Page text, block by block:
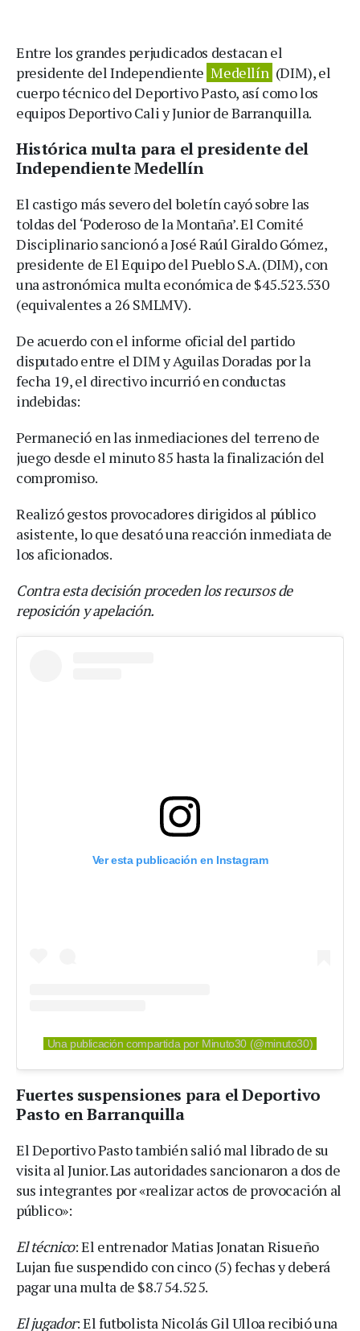
Entre los grandes perjudicados destacan el
presidente del Independiente Medellín (DIM), el
cuerpo técnico del Deportivo Pasto, así como los
equipos Deportivo Cali y Junior de Barranquilla.
Histórica multa para el presidente del
Independiente Medellín
El castigo más severo del boletín cayó sobre las
toldas del ‘Poderoso de la Montaña’. El Comité
Disciplinario sancionó a José Raúl Giraldo Gómez,
presidente de El Equipo del Pueblo S.A. (DIM), con
una astronómica multa económica de $45.523.530
(equivalentes a 26 SMLMV).
De acuerdo con el informe oficial del partido
disputado entre el DIM y Aguilas Doradas por la
fecha 19, el directivo incurrió en conductas
indebidas:
Permaneció en las inmediaciones del terreno de
juego desde el minuto 85 hasta la finalización del
compromiso.
Realizó gestos provocadores dirigidos al público
asistente, lo que desató una reacción inmediata de
los aficionados.
Contra esta decisión proceden los recursos de
reposición y apelación.
Ver esta publicación en Instagram
Una publicación compartida por Minuto30 (@minuto30)
Fuertes suspensiones para el Deportivo
Pasto en Barranquilla
El Deportivo Pasto también salió mal librado de su
visita al Junior. Las autoridades sancionaron a dos de
sus integrantes por «realizar actos de provocación al
público»:
El técnico: El entrenador Matias Jonatan Risueño
Lujan fue suspendido con cinco (5) fechas y deberá
pagar una multa de $8.754.525.
El jugador: El futbolista Nicolás Gil Ulloa recibió una